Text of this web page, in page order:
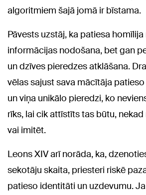
algoritmiem šajā jomā ir bīstama.
Pāvests uzstāj, ka patiesa homīlija
informācijas nodošana, bet gan
un dzīves pieredzes atklāšana.
vēlas sajust sava mācītāja
un viņa unikālo pieredzi, ko
rīks, lai cik attīstīts tas būtu,
vai imitēt.
Leons XIV arī norāda, ka,
sekotāju skaita, priesteri riskē
patieso identitāti un uzdevumu.